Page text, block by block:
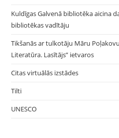
Kuldīgas Galvenā bibliotēka aicina
bibliotēkas vadītāju
Tikšanās ar tulkotāju Māru
Literatūra. Lasītājs” ietvaros
Citas virtuālās izstādes
Tilti
UNESCO